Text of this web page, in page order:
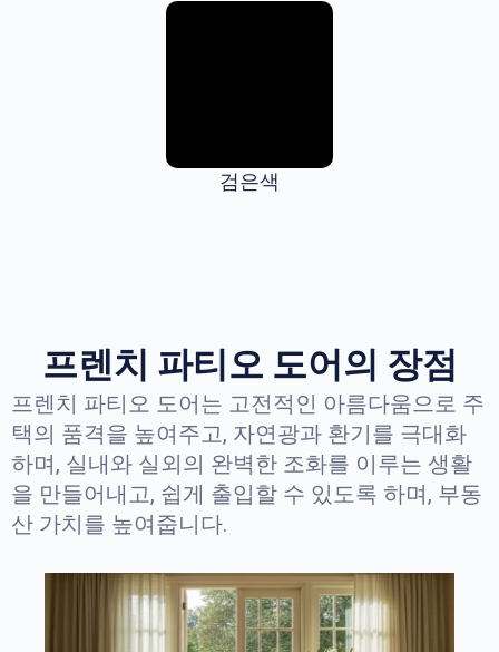
검은색
프렌치 파티오 도어의 장점
프렌치 파티오 도어는 고전적인 아름다움으로 주
택의 품격을 높여주고, 자연광과 환기를 극대화
하며, 실내와 실외의 완벽한 조화를 이루는 생활
을 만들어내고, 쉽게 출입할 수 있도록 하며, 부동
산 가치를 높여줍니다.